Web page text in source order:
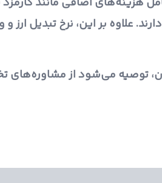
علاوه بر این، نرخ تبدیل
توصیه می‌شود از